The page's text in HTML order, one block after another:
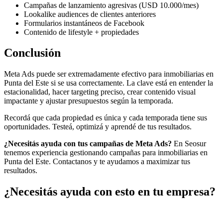
Campañas de lanzamiento agresivas (USD 10.000/mes)
Lookalike audiences de clientes anteriores
Formularios instantáneos de Facebook
Contenido de lifestyle + propiedades
Conclusión
Meta Ads puede ser extremadamente efectivo para inmobiliarias en
Punta del Este si se usa correctamente. La clave está en entender la
estacionalidad, hacer targeting preciso, crear contenido visual
impactante y ajustar presupuestos según la temporada.
Recordá que cada propiedad es única y cada temporada tiene sus
oportunidades. Testeá, optimizá y aprendé de tus resultados.
¿Necesitás ayuda con tus campañas de Meta Ads? En Seosur
tenemos experiencia gestionando campañas para inmobiliarias en
Punta del Este. Contactanos y te ayudamos a maximizar tus
resultados.
¿Necesitás ayuda con esto en tu empresa?